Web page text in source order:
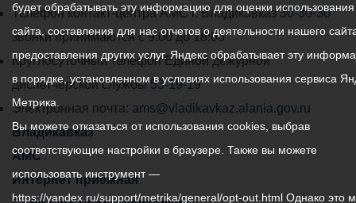
работы
администрации
местного
самоуправления
города
Владикавказ:
Телефон контакт-центра АМС г. Владикавказ30-30-30
звонки принимаются с 9:00 до 18:00
Круглосуточный телефон Единой дежурной
диспетчерской службы53-19-19
Электронная почта: ams@vladikavkaz.alania.gov.ru
Владикавказ
АМС
Интернет приемная
будет обрабатывать эту информацию для оценки
сайта, составления для нас отчетов о деятельности нашего
предоставления других услуг. Яндекс обрабатывает эту
в порядке, установленном в условиях использования сервиса
Метрика.
Вы можете отказаться от использования cookies, выбрав
соответствующие настройки в браузере. Также вы можете
использовать инструмент —
https://yandex.ru/support/metrika/general/opt-out.html Однако это